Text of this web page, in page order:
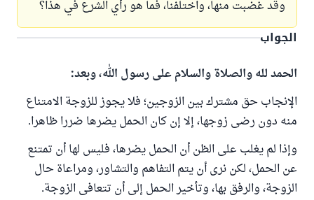
وقد غضبت منها، واختلفنا، فما هو رأي الشرع في هذا؟
الجواب
الحمد لله والصلاة والسلام على رسول الله، وبعد:
الإنجاب حق مشترك بين الزوجين؛ فلا يجوز للزوجة الامتناع
منه دون رضى زوجها، إلا إن كان الحمل يضرها ضررا ظاهرا.
وإذا لم يغلب على الظن أن الحمل يضرها، فليس لها أن تمتنع
عن الحمل، لكن نرى أن يتم التفاهم والتشاور، ومراعاة حال
الزوجة، والرفق بها، وتأخير الحمل إلى أن تتعافى الزوجة.